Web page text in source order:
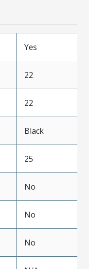
Yes
22
22
Black
25
No
No
No